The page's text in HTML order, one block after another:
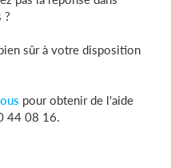
?
sûr à votre disposition
pour obtenir de l'aide
44 08 16.